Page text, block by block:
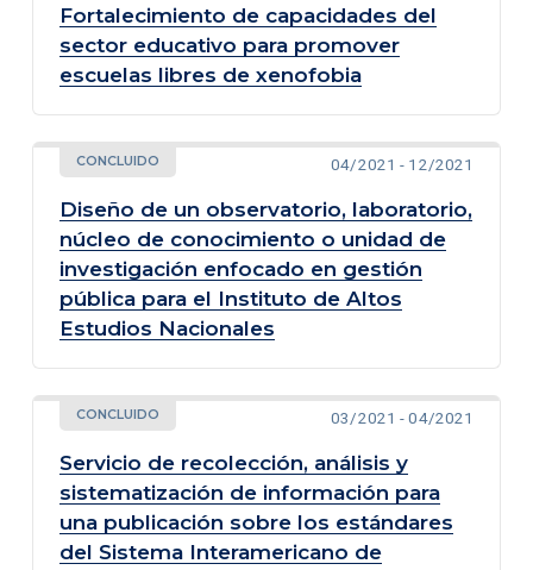
Fortalecimiento de capacidades del
sector educativo para promover
escuelas libres de xenofobia
CONCLUIDO 04/2021 - 12/2021
Diseño de un observatorio, laboratorio,
núcleo de conocimiento o unidad de
investigación enfocado en gestión
pública para el Instituto de Altos
Estudios Nacionales
CONCLUIDO 03/2021 - 04/2021
Servicio de recolección, análisis y
sistematización de información para
una publicación sobre los estándares
del Sistema Interamericano de